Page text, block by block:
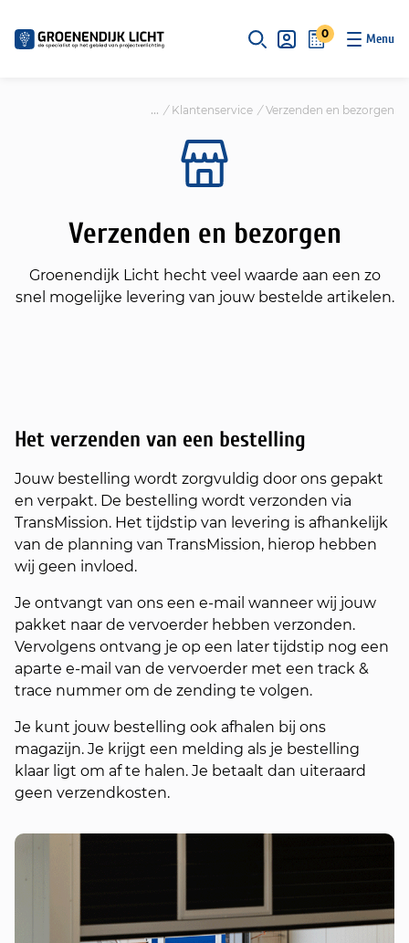
0
/ Klantenservice / Verzenden en bezorgen
Verzenden en bezorgen
Groenendijk Licht hecht veel waarde aan een zo
snel mogelijke levering van jouw bestelde artikelen.
Het verzenden van een bestelling
Jouw bestelling wordt zorgvuldig door ons gepakt
en verpakt. De bestelling wordt verzonden via
TransMission. Het tijdstip van levering is afhankelijk
van de planning van TransMission, hierop hebben
wij geen invloed.
Je ontvangt van ons een e-mail wanneer wij jouw
pakket naar de vervoerder hebben verzonden.
Vervolgens ontvang je op een later tijdstip nog een
aparte e-mail van de vervoerder met een track &
trace nummer om de zending te volgen.
Je kunt jouw bestelling ook afhalen bij ons
magazijn. Je krijgt een melding als je bestelling
klaar ligt om af te halen. Je betaalt dan uiteraard
geen verzendkosten.